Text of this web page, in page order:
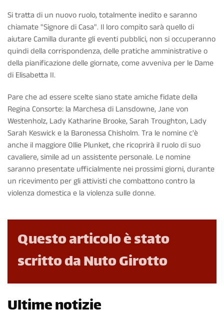
Si tratta di un nuovo ruolo, totalmente inedito e saranno
chiamate "Signore di Casa". Il loro compito sarà quello di
aiutare Camilla durante gli eventi pubblici, non si occuperanno
quindi della corrispondenza, delle pratiche amministrative o
della pianificazione delle giornate, come avveniva per le Dame
di Elisabetta II.
Pare che ad essere scelte siano state amiche fidate della
Regina Consorte: la Marchesa di Lansdowne, Jane von
Westenholz, Lady Katharine Brooke, Sarah Troughton, Lady
Sarah Keswick e la Baronessa Chisholm. Tra le nomine c'è
anche il maggiore Ollie Plunket, che ricoprirà il ruolo di suo
cavaliere, simile ad un assistente personale. Le nomine
saranno presentate ufficialmente nei prossimi giorni, durante
un ricevimento per gli attivisti che combattono contro la
violenza domestica e la violenza sulle donne.
Questo articolo è stato
scritto da Nuto Girotto
Ultime notizie